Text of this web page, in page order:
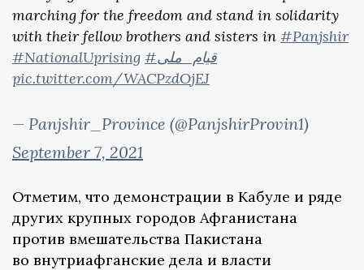
marching for the freedom and stand in solidarity
with their fellow brothers and sisters in #Panjshir
#NationalUprising
#قیام_ملی
pic.twitter.com/WACPzdOjEJ
— Panjshir_Province (@PanjshirProvin1)
September 7, 2021
Отметим, что демонстрации в Кабуле и ряде
других крупных городов Афганистана
против вмешательства Пакистана
во внутриафганские дела и власти